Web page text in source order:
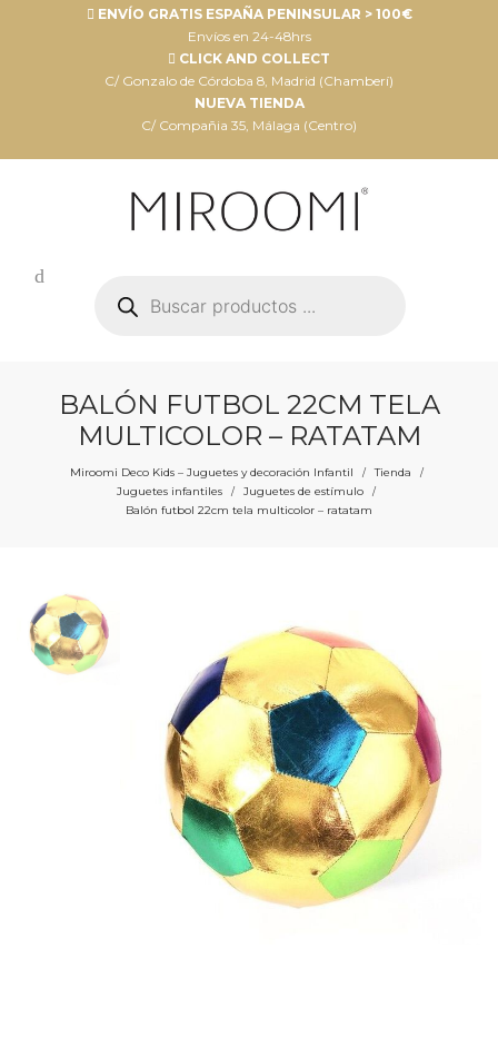
ENVÍO GRATIS ESPAÑA PENINSULAR > 100€
Envíos en 24-48hrs
CLICK AND COLLECT
C/ Gonzalo de Córdoba 8, Madrid (Chamberí)
NUEVA TIENDA
C/ Compañia 35, Málaga (Centro)
productos
BALÓN FUTBOL 22CM TELA
MULTICOLOR – RATATAM
Miroomi Deco Kids – Juguetes y decoración Infantil / Tienda /
Juguetes infantiles / Juguetes de estímulo /
Balón futbol 22cm tela multicolor – ratatam